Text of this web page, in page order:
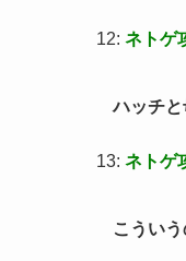
12: ネトゲ
ハッチ
13: ネトゲ
こうい